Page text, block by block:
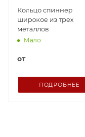
Кольцо спиннер
широкое из трех
металлов
Мало
от
ПОДРОБНЕЕ